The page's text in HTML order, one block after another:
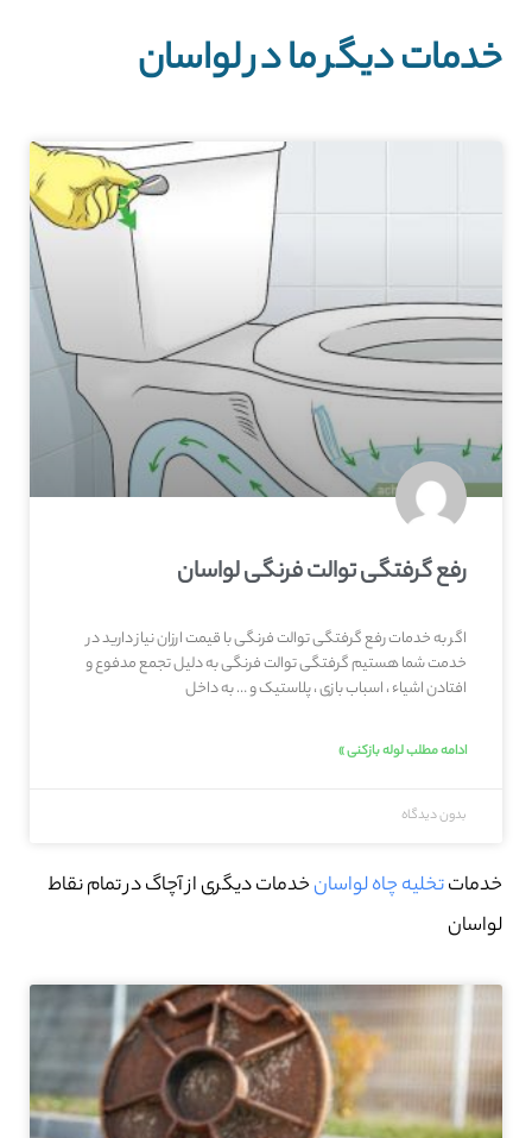
خدمات دیگر ما در لواسان
رفع گرفتگی توالت فرنگی لواسان
اگر به خدمات رفع گرفتگی توالت فرنگی با قیمت ارزان نیاز دارید در
خدمت شما هستیم گرفتگی توالت فرنگی به دلیل تجمع مدفوع و
افتادن اشیاء ، اسباب بازی ، پلاستیک و … به داخل
ادامه مطلب لوله بازکنی »
بدون دیدگاه
خدماتتخلیه چاه لواسانخدمات دیگری از آچاگ در تمام نقاط
لواسان